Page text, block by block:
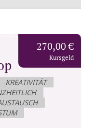
270,00 €
Kursgeld
KREATIVITÄT